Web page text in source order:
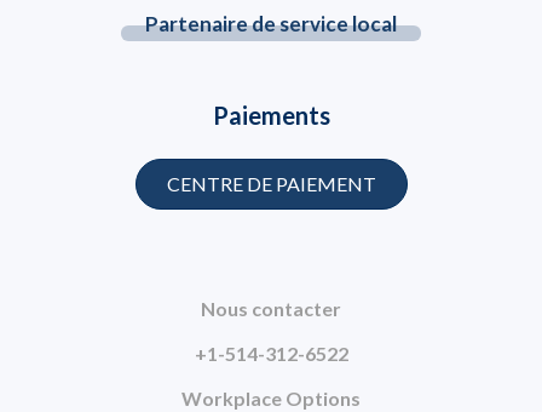
Partenaire de service local
Nous contacter
+1-514-312-6522
Workplace Options
Paiements
CENTRE DE PAIEMENT